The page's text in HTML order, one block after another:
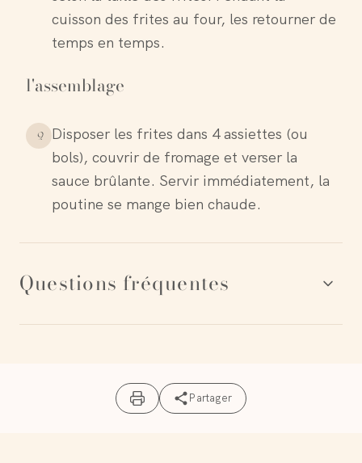
cuisson des frites au four, les retourner de
temps en temps.
l'assemblage
9.
Disposer les frites dans 4 assiettes (ou
bols), couvrir de fromage et verser la
sauce brûlante. Servir immédiatement, la
poutine se mange bien chaude.
Questions fréquentes
J’ai proposé de la mozzarella végétale dans ma
Partager